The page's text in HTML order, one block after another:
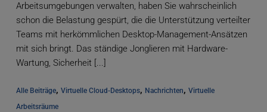
Arbeitsumgebungen verwalten, haben Sie wahrscheinlich
schon die Belastung gespürt, die die Unterstützung verteilter
Teams mit herkömmlichen Desktop-Management-Ansätzen
mit sich bringt. Das ständige Jonglieren mit Hardware-
Wartung, Sicherheit [...]
Alle Beiträge, Virtuelle Cloud-Desktops, Nachrichten, Virtuelle
Arbeitsräume